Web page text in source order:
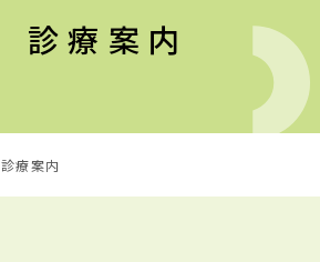
診療案内
診療案内